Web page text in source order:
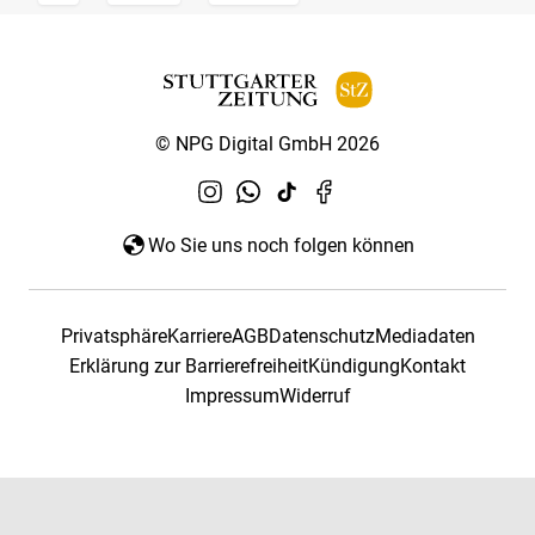
© NPG Digital GmbH 2026
Wo Sie uns noch folgen können
PrivatsphäreKarriereAGBDatenschutzMediadaten
Erklärung zur BarrierefreiheitKündigungKontakt
ImpressumWiderruf